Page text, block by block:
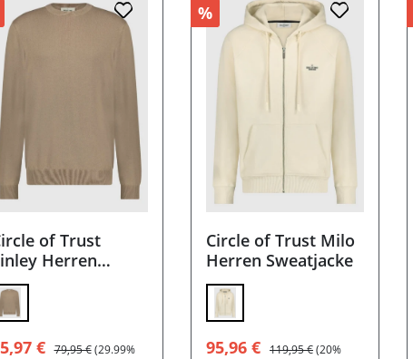
of Trust
Herren
€ Regulärer Preis:
79,95 € (29.99%
%
Circle of Trust Milo
Herren Sweatjacke
Verkaufspreis:
95,96 € Regulärer Preis:
119,95 €(20%